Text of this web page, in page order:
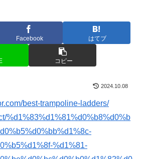
Facebook はてブ
コピー
2024.10.08
best-trampoline-ladders/
%d1%83%d1%81%d0%b8%d0%b
%d1%81-